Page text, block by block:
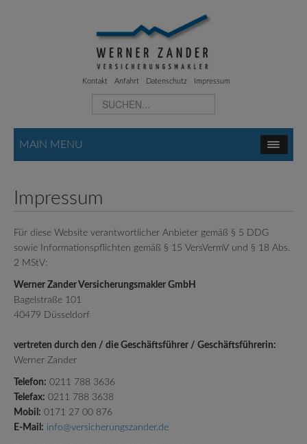
Kontakt Anfahrt Datenschutz Impressum
MAIN MENU
Impressum
Für diese Website verantwortlicher Anbieter gemäß § 5 DDG
sowie Informationspflichten gemäß § 15 VersVermV und § 18 Abs.
2 MStV:
Werner Zander Versicherungsmakler GmbH
Bagelstraße 101
40479 Düsseldorf
vertreten durch den / die Geschäftsführer / Geschäftsführerin:
Werner Zander
Telefon: 0211 788 3636
Telefax: 0211 788 3638
Mobil: 0171 27 00 876
E-Mail: info@versicherungszander.de